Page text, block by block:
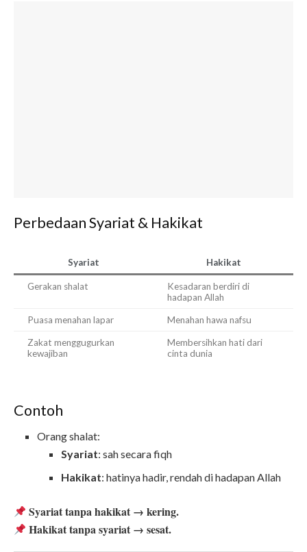
Perbedaan Syariat & Hakikat
Syariat Hakikat
Gerakan shalat
Kesadaran berdiri di
hadapan Allah
Puasa menahan lapar Menahan hawa nafsu
Zakat menggugurkan
kewajiban
Membersihkan hati dari
cinta dunia
Contoh
Orang shalat:
Syariat: sah secara fiqh
Hakikat: hatinya hadir, rendah di hadapan Allah
Syariat tanpa hakikat → kering.
Hakikat tanpa syariat → sesat.